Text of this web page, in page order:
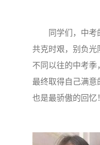
同学们，中
共克时艰，别负
不同以往的中考季
最终取得自己满
也是最骄傲的回忆！